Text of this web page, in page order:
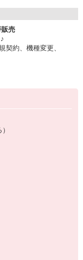
、受付
立・検査
ステ
材紹介
件
販売
契約、機種変更、
ソフトバンク)など
など格安スマホまで幅